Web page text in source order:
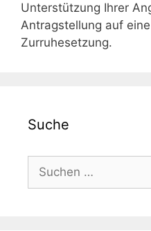
Unterstützung Ihrer
Antragstellung auf
Zurruhesetzung.
Suche
Suchen
nach: